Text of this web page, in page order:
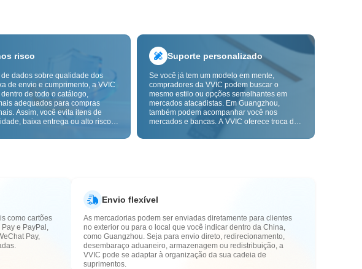
risco
dados sobre qualidade dos
de envio e cumprimento, a VVIC
de todo o catálogo,
adequados para compras
Assim, você evita itens de
baixa entrega ou alto risco,
qualidade transfronteiriça e as
alfândega e pós-venda.
Suporte personalizado
Se você já tem um modelo em mente,
compradores da VVIC podem buscar o
mesmo estilo ou opções semelhantes em
mercados atacadistas. Em Guangzhou,
também podem acompanhar você nos
mercados e bancas. A VVIC oferece troca de
OEM por imagem ou amostra, para tornar
como cartões
e PayPal,
Pay,
Envio flexível
As mercadorias podem ser enviadas diretamente para clientes
no exterior ou para o local que você indicar dentro da China,
como Guangzhou. Seja para envio direto, redirecionamento,
desembaraço aduaneiro, armazenagem ou redistribuição, a
VVIC pode se adaptar à organização da sua cadeia de
suprimentos.